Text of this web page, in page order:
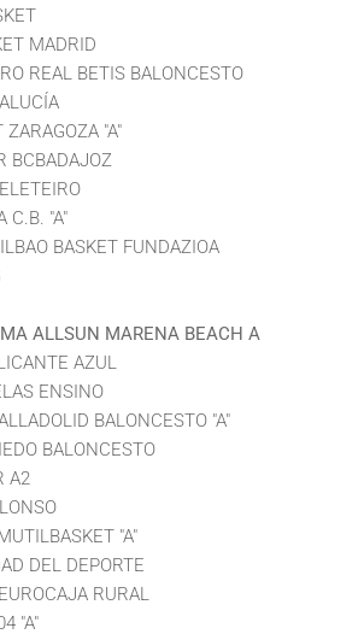
MADRID
REAL BETIS BALONCESTO
"A"
BCBADAJOZ
C.B. "A"
BASKET FUNDAZIOA
ALLSUN MARENA BEACH A
AZUL
ENSINO
BALONCESTO "A"
BALONCESTO
A2
"A"
DEL DEPORTE
RURAL
"A"